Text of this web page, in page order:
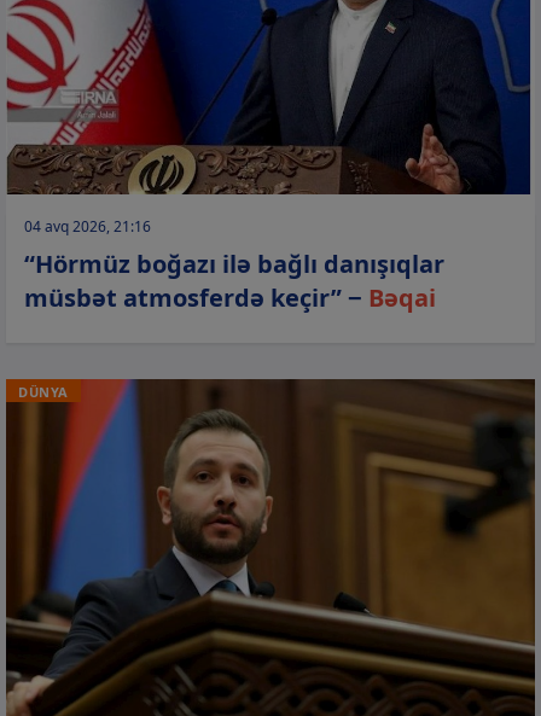
04 avq 2026, 21:16
“Hörmüz boğazı ilə bağlı danışıqlar
müsbət atmosferdə keçir” − Bəqai
DÜNYA